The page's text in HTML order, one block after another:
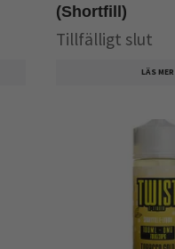
(Shortfill)
Tillfälligt slut
LÄS MER